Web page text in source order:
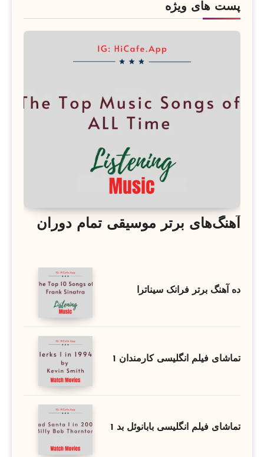
پست های ویژه
آهنگ‌های برتر موسیقی تمام دوران
ده آهنگ برتر فرانک سیناترا
تماشای فیلم انگلیسی کارمندان 1
تماشای فیلم انگلیسی بابانوئل بد 1